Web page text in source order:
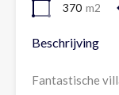
370 m2
Beschrijving
Fantastische